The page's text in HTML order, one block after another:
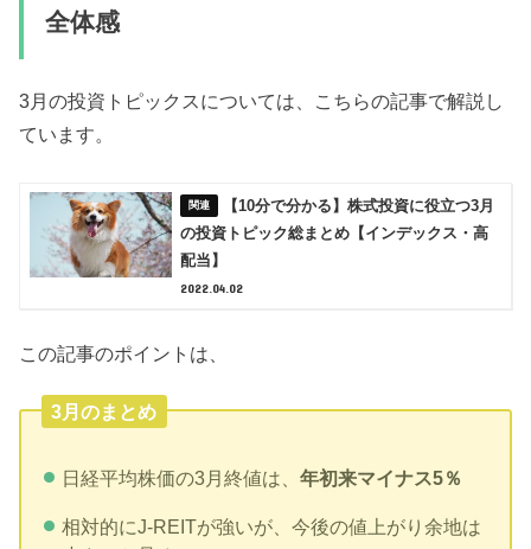
全体感
3月の投資トピックスについては、こちらの記事で解説し
ています。
【10分で分かる】株式投資に役立つ3月
の投資トピック総まとめ【インデックス・高
配当】
2022.04.02
この記事のポイントは、
3月のまとめ
日経平均株価の3月終値は、 年初来マイナス5％
相対的にJ-REITが強いが、今後の値上がり余地は